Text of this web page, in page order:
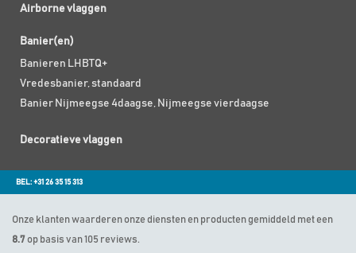
Airborne vlaggen
Banier(en)
Banieren LHBTQ+
Vredesbanier, standaard
Banier Nijmeegse 4daagse, Nijmeegse vierdaagse
Decoratieve vlaggen
BEL: +31 26 35 15 313
Onze klanten waarderen onze diensten en producten gemiddeld met een
8.7 op basis van 105 reviews.